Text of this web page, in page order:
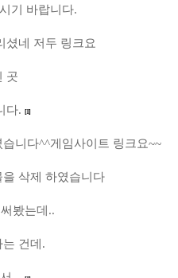
기 바랍니다.
셨네 저두 링크요
곳
다. [1]
니다^^게임사이트 링크요~~
삭제 하였습니다
봤는데..
건데.